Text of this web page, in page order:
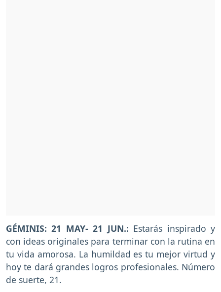
GÉMINIS: 21 MAY- 21 JUN.: Estarás inspirado y
con ideas originales para terminar con la rutina en
tu vida amorosa. La humildad es tu mejor virtud y
hoy te dará grandes logros profesionales. Número
de suerte, 21.